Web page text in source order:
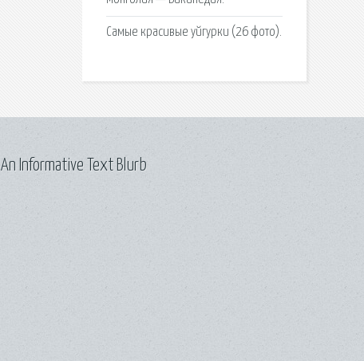
Самые красивые уйгурки (26 фото).
An Informative Text Blurb